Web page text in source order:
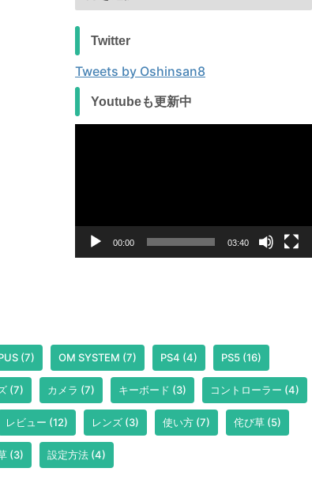
Twitter
Tweets by Oshinsan8
Youtubeも更新中
00:00 03:40
(7) OM SYSTEM (7) PS4 (4) PS5 (16)
(7) カメラ (7) キーボード (3) コントローラー (4)
レビュー (12) レンズ(3) 使い方(7) 侘び草(5)
(3) 設定方法(4)